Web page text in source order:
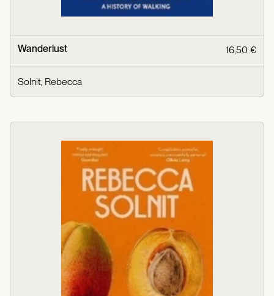
Wanderlust 16,50 €
Solnit, Rebecca